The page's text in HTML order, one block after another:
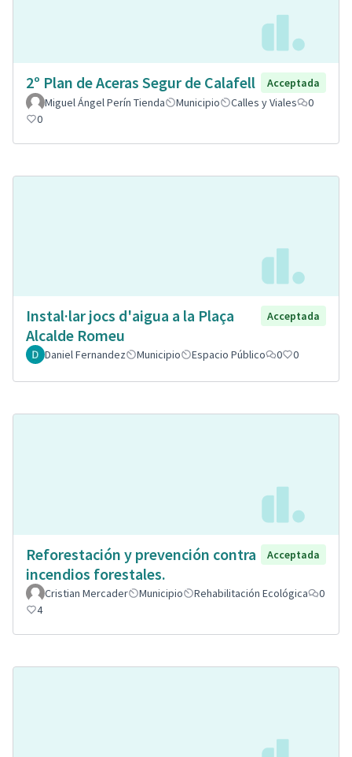
2º Plan de Aceras Segur de Calafell
Acceptada
Miguel Ángel Perín Tienda
Municipio Calles y Viales
0
0
Instal·lar jocs d'aigua a la Plaça
Alcalde Romeu
Acceptada
Daniel Fernandez Municipio Espacio Público 0 0
Reforestación y prevención contra
incendios forestales.
Acceptada
Cristian Mercader Municipio Rehabilitación Ecológica
0
4